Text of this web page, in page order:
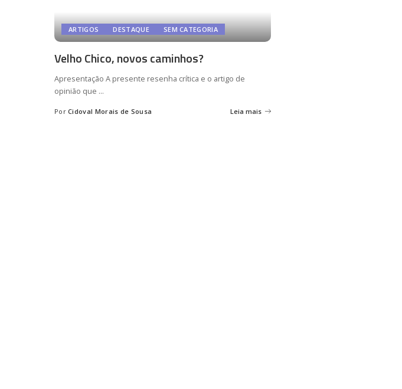
ARTIGOS DESTAQUE SEM CATEGORIA
Velho Chico, novos caminhos?
Apresentação A presente resenha crítica e o artigo de
opinião que ...
Posted
Por Cidoval Morais de Sousa Leia mais